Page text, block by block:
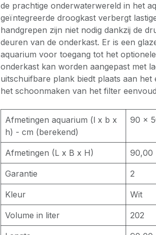
de prachtige onderwaterwereld in het
geïntegreerde droogkast verbergt
handgrepen zijn niet nodig dankzij de
deuren van de onderkast. Er is een
aquarium voor toegang tot het
onderkast kan worden aangepast met
uitschuifbare plank biedt plaats aan
het schoonmaken van het filter
Afmetingen aquarium (l x b x
h) - cm (berekend)
90 ×
Afmetingen (L x B x H) 90,00
Garantie 2
Kleur Wit
Volume in liter 202